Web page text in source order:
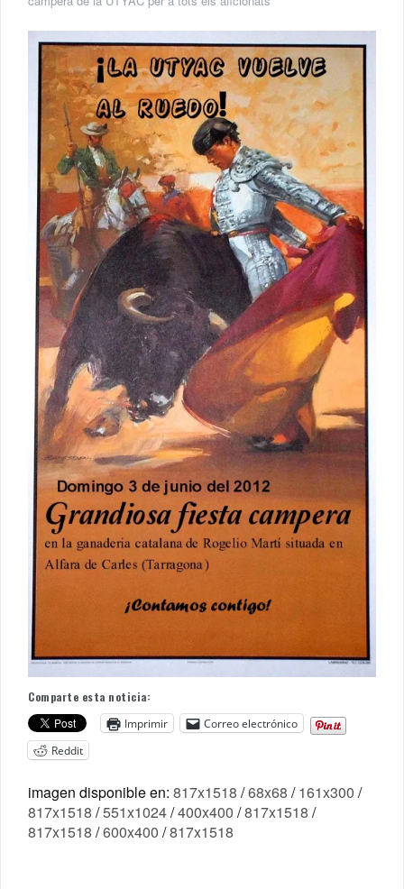
Comparte esta noticia:
Imprimir
Correo electrónico
Reddit
imagen disponible en: 817x1518 /68x68 /161x300 /
817x1518 /551x1024/400x400 /817x1518 /
817x1518 /600x400 /817x1518